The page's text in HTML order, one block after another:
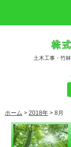
土木工事・竹
ホーム > 2018年 > 8月